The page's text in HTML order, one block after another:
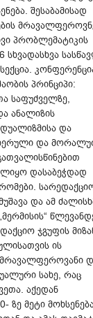
შესაბამისად
პრობლემატიკის
სხვადასხვა
პრინციპი:
საფუძველზე,
ანალიზის
და
და
დასაბეჭდად
და ამ
ჯგუფის
ის
სახე, რაც
აქედან
ზე მეტი